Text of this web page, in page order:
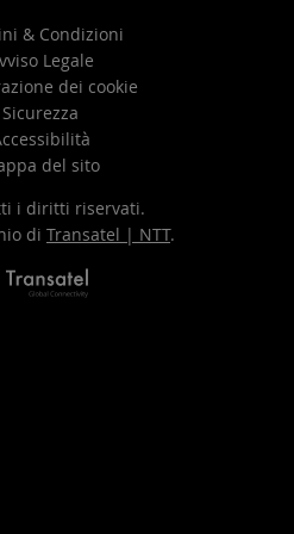
& Condizioni
Legale
dei cookie
Sicurezza
del sito
i diritti riservati.
di Transatel | NTT.